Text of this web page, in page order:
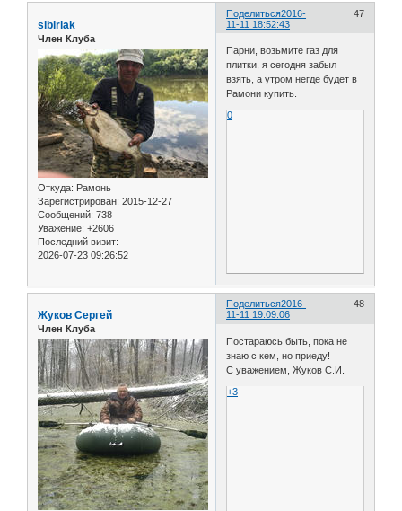
Поделиться 47
2016-
11-11 18:52:43
sibiriak
Член Клуба
Откуда: Рамонь
Зарегистрирован: 2015-12-27
Сообщений: 738
Уважение: +2606
Последний визит:
2026-07-23 09:26:52
Парни, возьмите газ для
плитки, я сегодня забыл
взять, а утром негде будет в
Рамони купить.
0
Поделиться 48
2016-
11-11 19:09:06
Жуков Сергей
Член Клуба
Постараюсь быть, пока не
знаю с кем, но приеду!
С уважением, Жуков С.И.
+3